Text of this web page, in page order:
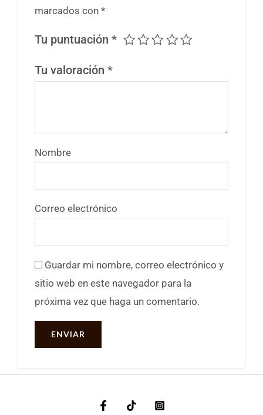
marcados con*
Tu puntuación*
Tu valoración*
Nombre
Correo electrónico
Guardar mi nombre, correo electrónico y
sitio web en este navegador para la
próxima vez que haga un comentario.